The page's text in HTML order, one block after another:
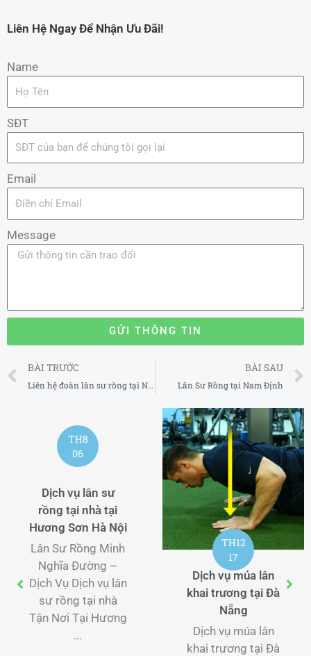
Liên Hệ Ngay Để Nhận Ưu Đãi!
Name
SĐT
Email
Message
GỬI THÔNG TIN
Prev
BÀI TRƯỚC
Liên hệ đoàn lân sư rồng tại Nam Định
BÀI SAU
Lân Sư Rồng tại Nam Định
TH8
06
Dịch vụ lân sư
rồng tại nhà tại
Hương Sơn Hà Nội
Lân Sư Rồng Minh
Nghĩa Đường –
Dịch Vụ Dịch vụ lân
sư rồng tại nhà
Tận Nơi Tại Hương
...
TH12
17
Dịch vụ múa lân
khai trương tại Đà
Nẵng
Dịch vụ múa lân
khai trương tại Đà